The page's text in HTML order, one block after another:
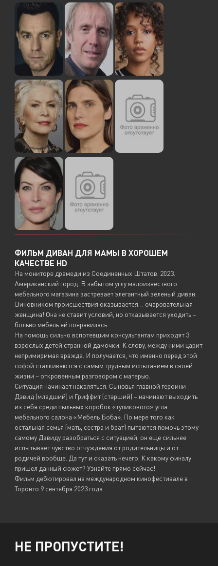
ФИЛЬМ ДИВАН ДЛЯ МАМЫ В ХОРОШЕМ
КАЧЕСТВЕ HD
На мониторе драмеди из Соединенных Штатов. 2023.
Американский город. В забытом углу малоизвестного
мебельного магазина застревает элегантный зеленый диван.
Виновником происшествия оказывается… очаровательная
женщина! Она не ставит условий, но отказывается уходить –
больно мебель ей понравилась.
На помощь сильно вспотевшим консультантам приходят 3
взрослых детей странной дамочки. К слову, между ними царит
непримиримая вражда. И получается, что именно перед этой
софой сталкиваются с самым трудным испытанием в своей
жизни – откровенным разговором с матерью.
Ситуация начинает накаляться. Сыновья главной героини –
Дэвид (младший) и Гриффит (старший) – начинают выходить
из себя среди пыльных коробок «тупикового» угла
мебельного салона «Мебель Боба». По мере того как
остальная семья (мать, сестра и брат) пытаются помочь этому
самому Дэвиду разобраться с ситуацией, он еще сильнее
испытывает чувство отчуждения от родительницы и от
родичей вообще. Да тут и сказать нечего. К какому финалу
пришел данный сюжет? Узнайте прямо сейчас!
Фильм дебютировал на международном кинофестивале в
Торонто 9 сентября 2023 года.
НЕ ПРОПУСТИТЕ!